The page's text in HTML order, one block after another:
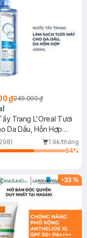
₫249.000 ₫
Trang L'Oreal Tươi
Da Dầu, Hỗn Hợp
1.9k/tháng
64%
-33 %